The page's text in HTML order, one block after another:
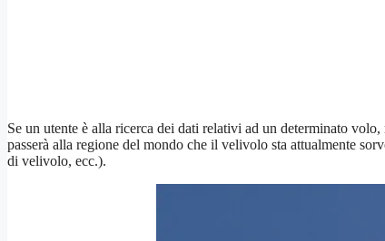
Se un utente è alla ricerca dei dati relativi ad un determinato
passerà alla regione del mondo che il velivolo sta attualmente
di velivolo, ecc.).